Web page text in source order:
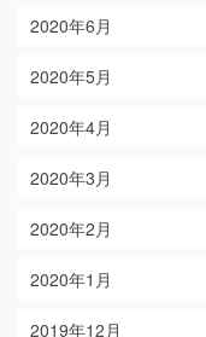
2020年6月
2020年5月
2020年4月
2020年3月
2020年2月
2020年1月
2019年12月